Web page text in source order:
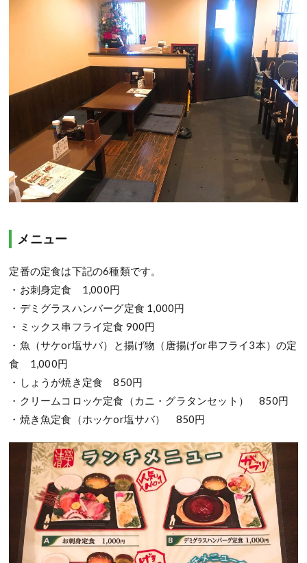
メニュー
定番の定食は下記の6種類です。
・お刺身定食 1,000円
・デミグラスハンバーグ定食 1,000円
・ミックス串フライ定食 900円
・魚（サケor塩サバ）と揚げ物（唐揚げor串フライ3本）の定
食 1,000円
・しょうが焼き定食 850円
・クリームコロッケ定食（カニ・グラタンセット） 850円
・焼き魚定食（ホッケor塩サバ） 850円